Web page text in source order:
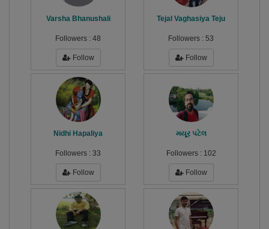
Varsha Bhanushali
Followers : 48
Follow
Tejal Vaghasiya Teju
Followers : 53
Follow
Nidhi Hapaliya
Followers : 33
Follow
મયૂર પટેલ
Followers : 102
Follow